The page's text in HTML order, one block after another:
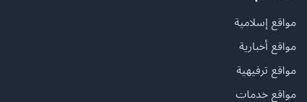
مواقع إسلامية
مواقع أخبارية
مواقع ترفيهية
مواقع خدمات